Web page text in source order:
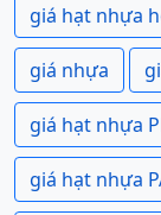
giá hạt nhựa
giá nhựa
giá hạt nhựa
giá hạt nhựa